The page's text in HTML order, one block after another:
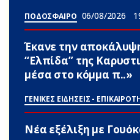
ΠΟΔΟΣΦΑΙΡΟ 06/08/2026
Έκανε την
“Ελπίδα” της
μέσα στο κόμμα π..»
ΓΕΝΙΚΕΣ ΕΙΔΗΣΕΙΣ -
Νέα εξέλιξη με